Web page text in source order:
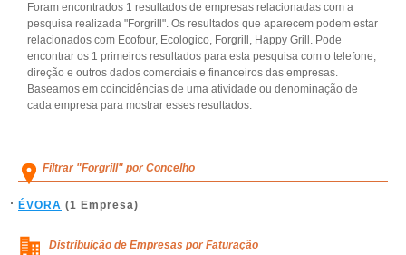
Foram encontrados 1 resultados de empresas relacionadas com a
pesquisa realizada "Forgrill". Os resultados que aparecem podem estar
relacionados com Ecofour, Ecologico, Forgrill, Happy Grill. Pode
encontrar os 1 primeiros resultados para esta pesquisa com o telefone,
direção e outros dados comerciais e financeiros das empresas.
Baseamos em coincidências de uma atividade ou denominação de
cada empresa para mostrar esses resultados.
Filtrar "Forgrill" por Concelho
ÉVORA (1 Empresa)
Distribuição de Empresas por Faturação